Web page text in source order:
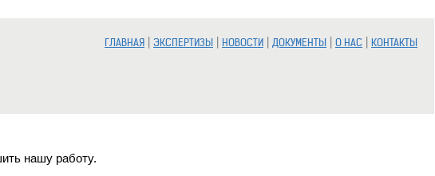
ГЛАВНАЯ | ЭКСПЕРТИЗЫ | НОВОСТИ | ДОКУМЕНТЫ | О НАС | КОНТАКТЫ
нашу работу.